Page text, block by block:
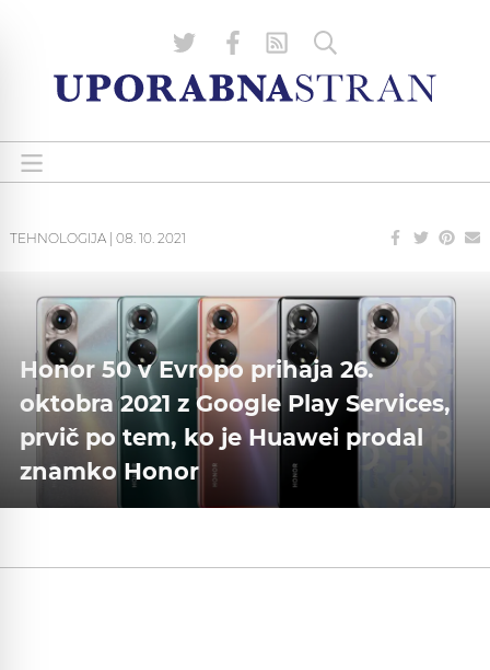
TEHNOLOGIJA 08. 10. 2021
Honor 50 v Evropo prihaja 26.
oktobra 2021 z Google Play Services,
prvič po tem, ko je Huawei prodal
znamko Honor